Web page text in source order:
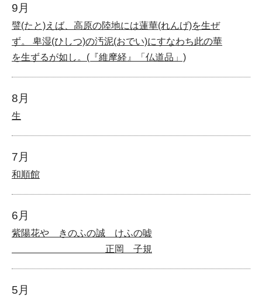
9月
譬(たと)えば、高原の陸地には蓮華(れんげ)を生ぜ
ず。 卑湿(ひしつ)の汚泥(おでい)にすなわち此の華
を生ずるが如し。(『維摩経』「仏道品」)
8月
生
7月
和順館
6月
紫陽花や きのふの誠 けふの嘘
正岡 子規
5月